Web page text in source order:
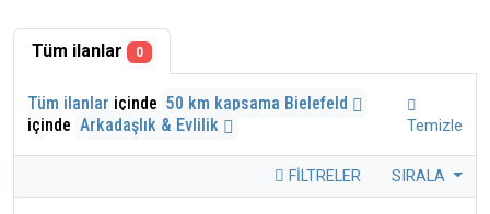
Tüm ilanlar 0
Tüm ilanlar içinde 50 km kapsama Bielefeld
içinde Arkadaşlık & Evlilik Temizle
FILTRELER SIRALA